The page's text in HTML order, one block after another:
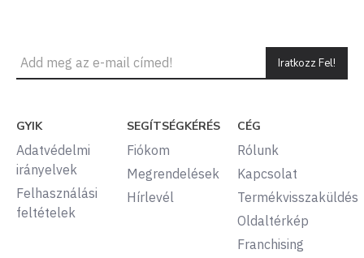
Iratkozz Fel!
GYIK
Adatvédelmi
irányelvek
Felhasználási
feltételek
SEGÍTSÉGKÉRÉS
Fiókom
Megrendelések
Hírlevél
CÉG
Rólunk
Kapcsolat
Termékvisszaküldés
Oldaltérkép
Franchising